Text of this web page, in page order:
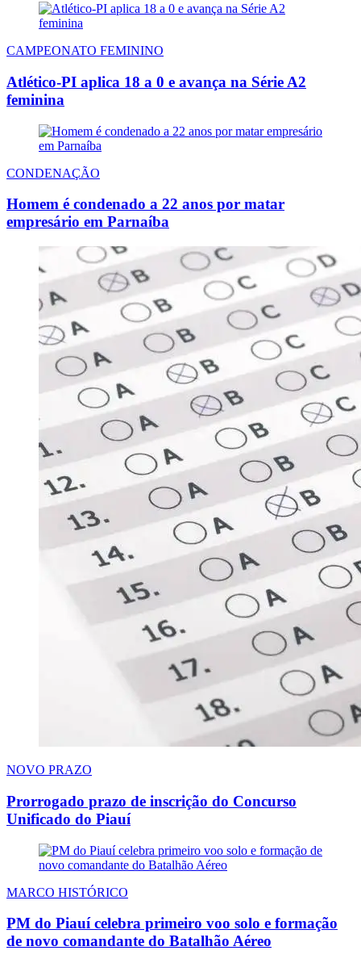
CAMPEONATO FEMININO
Atlético-PI aplica 18 a 0 e avança na Série A2
feminina
CONDENAÇÃO
Homem é condenado a 22 anos por matar
empresário em Parnaíba
NOVO PRAZO
Prorrogado prazo de inscrição do Concurso
Unificado do Piauí
MARCO HISTÓRICO
PM do Piauí celebra primeiro voo solo e formação
de novo comandante do Batalhão Aéreo